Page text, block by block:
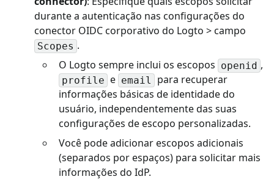
durante a autenticação nas configurações do
conector OIDC corporativo do Logto > campo
Scopes .
O Logto sempre inclui os escopos openid ,
profile e email
para recuperar
informações básicas de identidade do
usuário, independentemente das suas
configurações de escopo personalizadas.
Você pode adicionar escopos adicionais
(separados por espaços) para solicitar mais
informações do IdP.